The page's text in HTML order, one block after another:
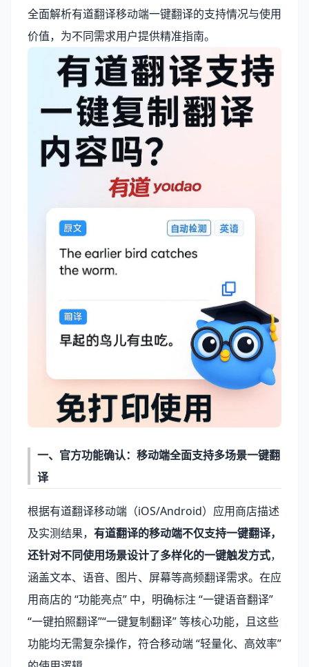
全面解析有道翻译移动端一键翻译的支持情况与使用
价值，为不同需求用户提供精准指南。
一、官方功能确认：移动端全面支持多场景一键翻
译
根据有道翻译移动端（iOS/Android）应用商店描述
及实测结果， 有道翻译的移动端不仅支持一键翻译，
还针对不同使用场景设计了多样化的一键触发方式，
涵盖文本、语音、图片、屏幕等高频翻译需求。在应
用商店的 “功能亮点” 中，明确标注 “一键语音翻译”
“一键拍照翻译”“一键复制翻译” 等核心功能，且这些
功能均无需复杂操作，符合移动端 “轻量化、高效率”